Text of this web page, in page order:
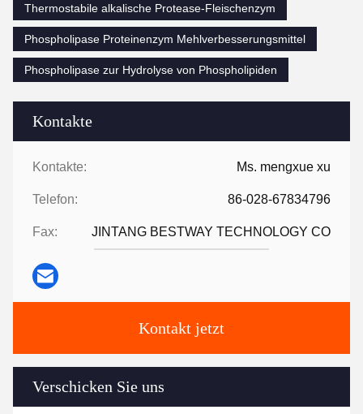
Kontakte
Kontakte: Ms. mengxue xu
Telefon: 86-028-67834796
Fax: JINTANG BESTWAY TECHNOLOGY CO
Kontakt jetzt
Verschicken Sie uns
Thermostabile alkalische Protease-Fleischenzym
Phospholipase Proteinenzym Mehlverbesserungsmittel
Phospholipase zur Hydrolyse von Phospholipiden